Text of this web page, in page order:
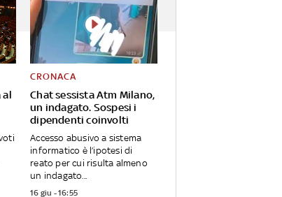
al
Chat sessista Atm Milano,
un indagato. Sospesi i
dipendenti coinvolti
CRONACA
Accesso abusivo a sistema
informatico è l’ipotesi di
reato per cui risulta almeno
un indagato...
16 giu - 16:55